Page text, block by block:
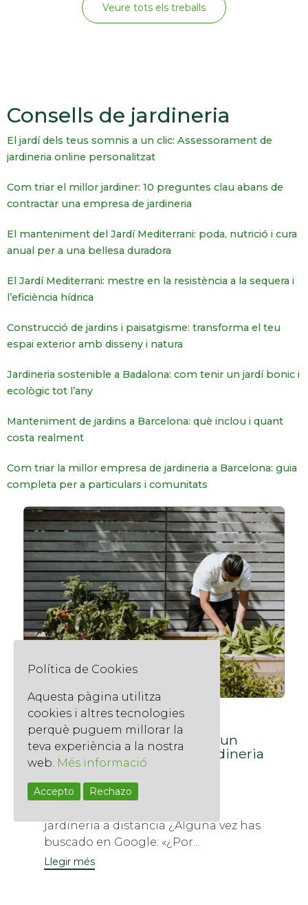
Veure tots els treballs
Consells de jardineria
El jardí dels teus somnis a un clic: Assessorament de
jardineria online personalitzat
Com triar el millor jardiner: 10 preguntes clau abans de
contractar una empresa de jardineria
El manteniment del Jardí Mediterrani: poda, nutrició i cura
anual per a una bellesa duradora
El Jardí Mediterrani: mestre en la resistència a la sequera i
l’eficiència hídrica
Construcció de jardins i paisatgisme: transforma el teu
espai exterior amb disseny i natura
Jardineria sostenible a Badalona: com tenir un jardí bonic i
ecològic tot l’any
Manteniment de jardins a Barcelona: què inclou i quant
costa realment
Com triar la millor empresa de jardineria a Barcelona: guia
completa per a particulars i comunitats
Categoria
Uncategorized @ca
El jardí dels teus somnis a un
clic: Assessorament de jardineria
online personalitzat
22 d'octubre de 2025
jardinería a distancia ¿Alguna vez has
buscado en Google: «¿Por...
Llegir més
Política de Cookies
Aquesta pàgina utilitza
cookies i altres tecnologies
perquè puguem millorar la
teva experiència a la nostra
web. Més informació
Accepto Rechazo